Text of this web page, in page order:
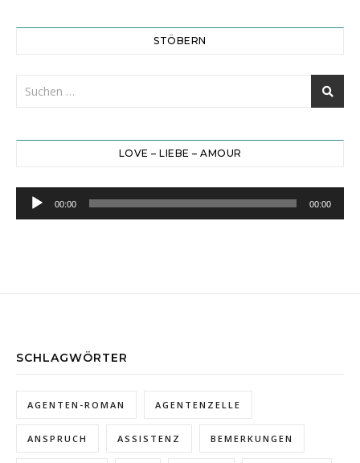
STÖBERN
LOVE – LIEBE – AMOUR
Audio-
Player
00:00 00:00
SCHLAGWÖRTER
AGENTEN-ROMAN AGENTENZELLE
ANSPRUCH ASSISTENZ BEMERKUNGEN